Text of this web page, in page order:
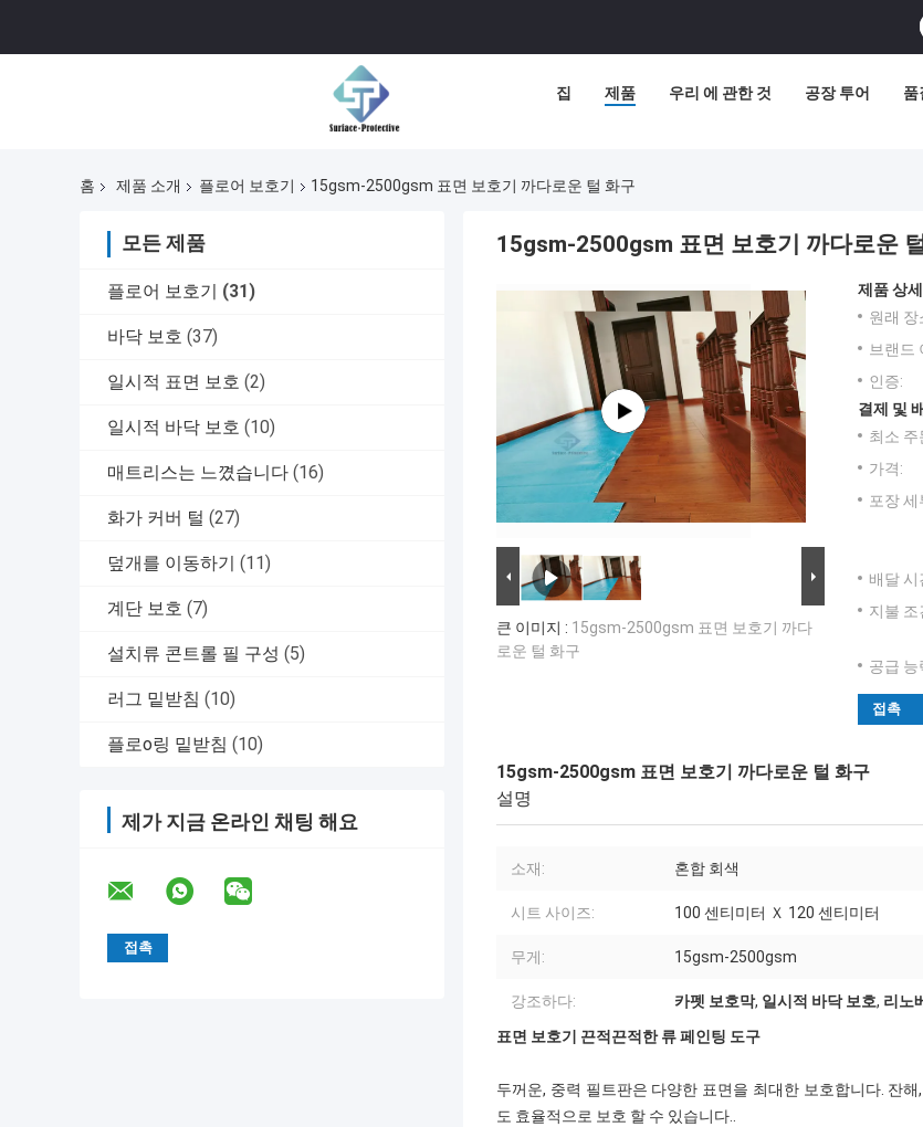
집 제품 우리 에 관한 것 공장 투어 품
홈 제품 소개 플로어 보호기 15gsm-2500gsm 표면 보호기 까다로운 털 화구
모든 제품
플로어 보호기 (31)
바닥 보호 (37)
일시적 표면 보호 (2)
일시적 바닥 보호 (10)
매트리스는 느꼈습니다 (16)
화가 커버 털 (27)
덮개를 이동하기 (11)
계단 보호 (7)
설치류 콘트롤 필 구성 (5)
러그 밑받침 (10)
플로o링 밑받침 (10)
제가 지금 온라인 채팅 해요
15gsm-2500gsm 표면 보호기 까다로운
큰 이미지 : 15gsm-2500gsm 표면 보호기 까다
로운 털 화구
제품 상
원래 장
브랜드
인증:
결제 및
최소 주
가격:
포장 세
배달 시
지불 조
공급 능
접촉
15gsm-2500gsm 표면 보호기 까다로운 털 화구
설명
소재: 혼합 회색
시트 사이즈: 100 센티미터 Ｘ 120 센티미터
무게: 15gsm-2500gsm
강조하다: 카펫 보호막, 일시적 바닥 보호, 리노
표면 보호기 끈적끈적한 류 페인팅 도구
두꺼운, 중력 필트판은 다양한 표면을 최대한 보호합니다. 잔
도 효율적으로 보호 할 수 있습니다..